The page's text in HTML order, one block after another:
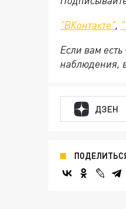
"ВКонтакте",
Если вам
наблюдения,
ДЗЕН